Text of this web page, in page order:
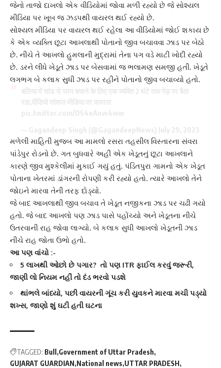
જેનો તાજો દાખલો એક વીડિયોમાં જોવા મળી રહ્યો છે જે સોશ્યલ
મીડિયા પર ખૂબ જ ઝડપથી વાયરલ થઈ રહ્યો છે.
સોશ્યલ મીડિયા પર વાયરલ થઈ રહેલા આ વીડિયોમાં જોઈ શકાય છે
કે એક વ્યક્તિ છૂટા આખલાથી પોતાનો જીવ બચાવવા ઝાડ પર બેઠો
છે. નીચે તે આખલો હુમલાની મુદ્રામાં તેના પગ વડે માટી ખોદી રહ્યો
છે. ડરને લીધે ખેડૂતે ઝાડ પર બેસવામાં જ ભલામણ સમજી હતી. ખેડૂતે
લગભગ બે કલાક સુધી ઝાડ પર રહીને પોતાનો જીવ બચાવ્યો હતો.
મળેલી માહિતી મુજબ આ મામલો રસરા તહસીલ વિસ્તારના સંવરા
પાંડેપુર રોડનો છે. ગત બુધવારે અહીં એક ખેડૂતનું છૂટા આખલાને
કારણે જીવ મુશ્કેલીમાં મુકાઈ ગયું હતું. પંડિતપુરા ગામનો એક ખેડૂત
પોતાના ખેતરમાં ડાંગરની રોપણી કરી રહ્યો હતો. ત્યારે આખલો તેને
જોઇને મારવા તેની તરફ દોડ્યો.
જે બાદ આખલાથી જીવ બચાવ તે ખેડૂત નજીકના ઝાડ પર ચઢી ગયો
હતો. જે બાદ આખલો પણ ઝાડ પાસે પહોંચ્યો અને ખેડૂતના નીચે
ઉતરવાની રાહ જોવા લાગ્યો. બે કલાક સુધી આખલો ખેડૂતની ઝાડ
નીચે રાહ જોતા ઉભો હતો.
આ પણ વાંચો :-
5 લાખથી ઓછો છે પગાર? તો પણ ITR ફાઈલ કરવું જરૂરી,
જાણી લો નિયમ નહીં તો દંડ ભરવો પડશે
થાંભલે બાંધ્યો, પછી વાયરની ગૂંચ કરી યુવકને મારવા મચી પડ્યો
શખ્સ, જાણો શું ઘટી હતી ઘટના
TAGGED: Bull
Government of Uttar Pradesh
GUJARAT GUARDIAN National news UTTAR PRADESH